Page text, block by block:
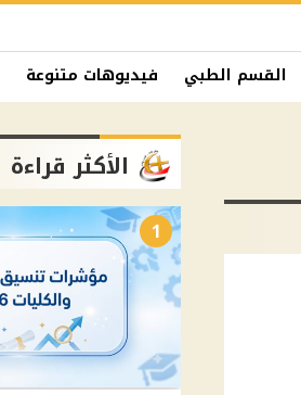
القسم الطبي فيديوهات متنوعة
الأكثر قراءة
1